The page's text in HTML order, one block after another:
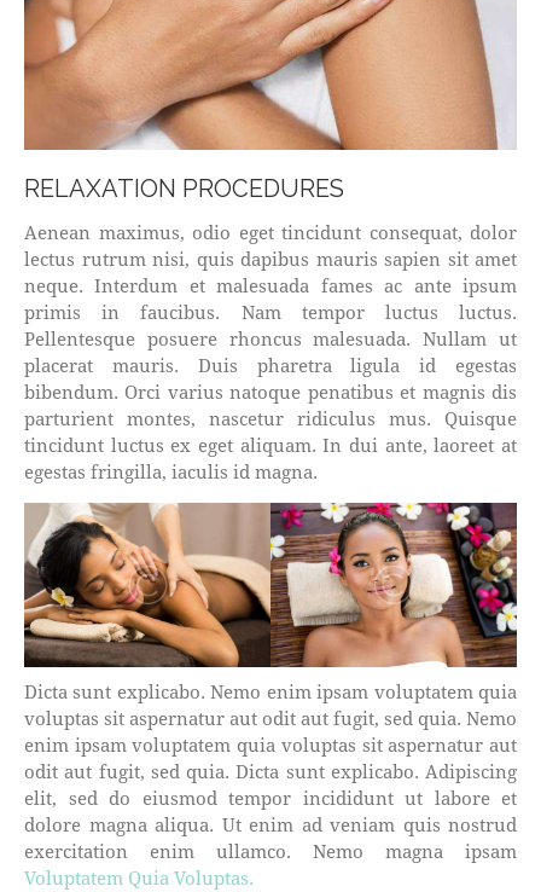
RELAXATION PROCEDURES
Aenean maximus, odio eget tincidunt consequat, dolor
lectus rutrum nisi, quis dapibus mauris sapien sit amet
neque. Interdum et malesuada fames ac ante ipsum
primis in faucibus. Nam tempor luctus luctus.
Pellentesque posuere rhoncus malesuada. Nullam ut
placerat mauris. Duis pharetra ligula id egestas
bibendum. Orci varius natoque penatibus et magnis dis
parturient montes, nascetur ridiculus mus. Quisque
tincidunt luctus ex eget aliquam. In dui ante, laoreet at
egestas fringilla, iaculis id magna.
Dicta sunt explicabo. Nemo enim ipsam voluptatem quia
voluptas sit aspernatur aut odit aut fugit, sed quia. Nemo
enim ipsam voluptatem quia voluptas sit aspernatur aut
odit aut fugit, sed quia. Dicta sunt explicabo. Adipiscing
elit, sed do eiusmod tempor incididunt ut labore et
dolore magna aliqua. Ut enim ad veniam quis nostrud
exercitation enim ullamco. Nemo magna ipsam
Voluptatem Quia Voluptas.